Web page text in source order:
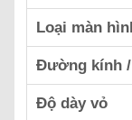
Loại màn
Đường kính
Độ dày vỏ